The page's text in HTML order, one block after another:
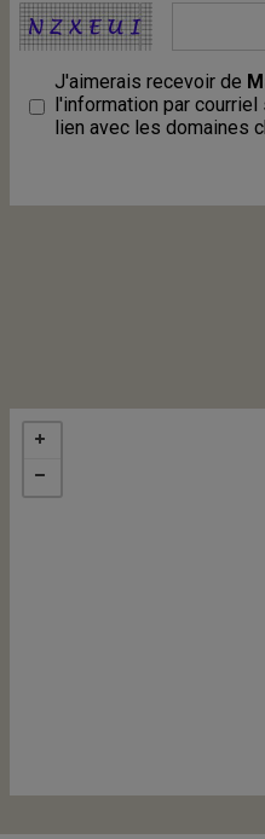
J'aimerais recevoir de
l'information par
lien avec les domaines